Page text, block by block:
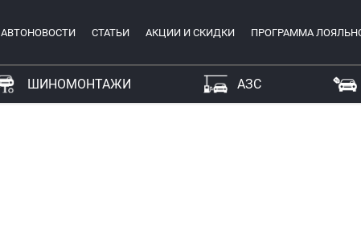
АВТОНОВОСТИ СТАТЬИ АКЦИИ И СКИДКИ ПРОГРАММА
ШИНОМОНТАЖИ АЗС